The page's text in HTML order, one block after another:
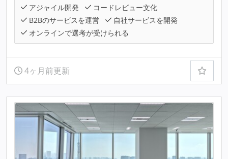
アジャイル開発
コードレビュー文化
B2Bのサービスを運営
自社サービスを開発
オンラインで選考が受けられる
4ヶ月前更新